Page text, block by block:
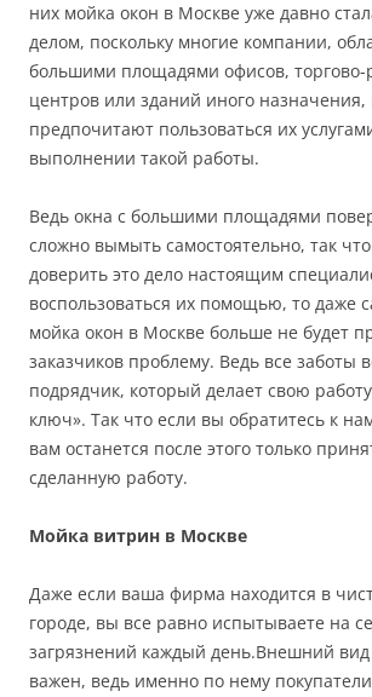
них мойка окон в Москве уже давно
делом, поскольку многие компании,
большими площадями офисов, торгово-
центров или зданий иного
предпочитают пользоваться их
выполнении такой работы.
Ведь окна с большими площадями
сложно вымыть самостоятельно, так
доверить это дело настоящим
воспользоваться их помощью, то даже
мойка окон в Москве больше не будет
заказчиков проблему. Ведь все заботы
подрядчик, который делает свою
ключ». Так что если вы обратитесь к
вам останется после этого только
сделанную работу.
Мойка витрин в Москве
Даже если ваша фирма находится в
городе, вы все равно испытываете на
загрязнений каждый день.Внешний
важен, ведь именно по нему покупатели